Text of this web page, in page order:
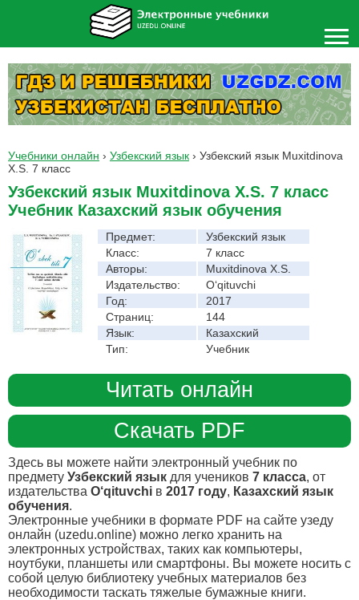
Учебники онлайн › Узбекский язык › Узбекский язык Muxitdinova
X.S. 7 класс
Узбекский язык Muxitdinova X.S. 7 класс
Учебник Казахский язык обучения
Предмет:
Узбекский язык
Класс:
7 класс
Авторы:
Muxitdinova X.S.
Издательство:
O‘qituvchi
Год:
2017
Страниц:
144
Язык:
Казахский
Тип:
Учебник
Читать онлайн
Скачать PDF
Здесь вы можете найти электронный учебник по
предмету Узбекский язык для учеников 7 класса, от
издательства O‘qituvchi в 2017 году, Казахский язык
обучения.
Электронные учебники в формате PDF на сайте узеду
онлайн (uzedu.online) можно легко хранить на
электронных устройствах, таких как компьютеры,
ноутбуки, планшеты или смартфоны. Вы можете носить с
собой целую библиотеку учебных материалов без
необходимости таскать тяжелые бумажные книги.